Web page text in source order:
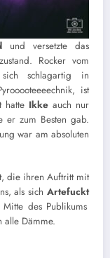
und versetzte das
Rocker vom
schlagartig in
ist
hatte Ikkeauch nur
er zum Besten gab.
war am absoluten
, die ihren Auftritt mit
als sich Artefuckt
des Publikums
alle Dämme.